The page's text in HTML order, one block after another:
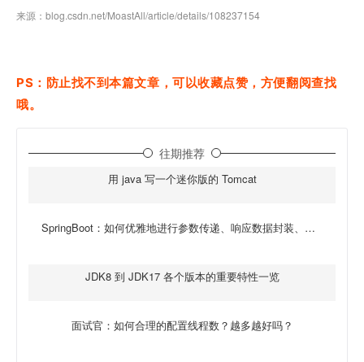
来源：blog.csdn.net/MoastAll/article/details/108237154
PS：防止找不到本篇文章，可以收藏点赞，方便翻阅查找
哦。
往期推荐
用 java 写一个迷你版的 Tomcat
SpringBoot：如何优雅地进行参数传递、响应数据封装、异常处理？
JDK8 到 JDK17 各个版本的重要特性一览
面试官：如何合理的配置线程数？越多越好吗？